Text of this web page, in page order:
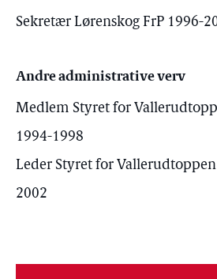
Sekretær Lørenskog FrP 1996-
Andre administrative verv
Medlem Styret for
1994-1998
Leder Styret for
2002